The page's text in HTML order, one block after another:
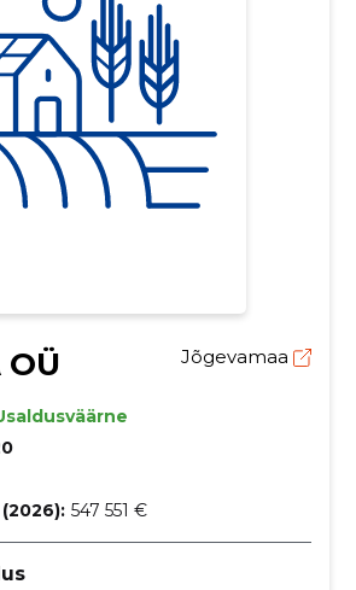
OÜ Jõgevamaa
547 551 €